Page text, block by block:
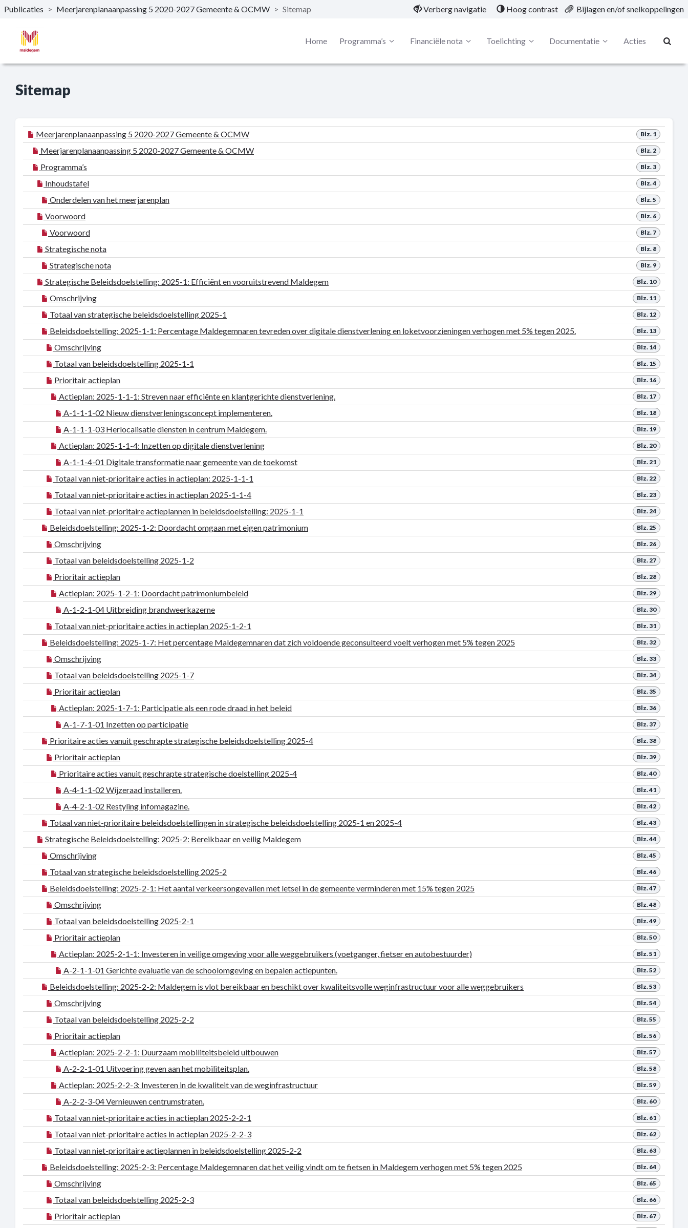
Naar hoofdinhoud
Publicaties > Meerjarenplanaanpassing 5 2020-2027 Gemeente & OCMW > Sitemap Verberg navigatie Hoog contrast Bijlagen en/of snelkoppelingen
Home Programma’s Financiële nota Toelichting Documentatie Acties
Sitemap
Blz. 1
Meerjarenplanaanpassing 5 2020-2027 Gemeente & OCMW
Blz. 2
Meerjarenplanaanpassing 5 2020-2027 Gemeente & OCMW
Blz. 3
Programma’s
Blz. 4
Inhoudstafel
Blz. 5
Onderdelen van het meerjarenplan
Blz. 6
Voorwoord
Blz. 7
Voorwoord
Blz. 8
Strategische nota
Blz. 9
Strategische nota
Blz. 10
Strategische Beleidsdoelstelling: 2025-1: Efficiënt en vooruitstrevend Maldegem
Blz. 11
Omschrijving
Blz. 12
Totaal van strategische beleidsdoelstelling 2025-1
Blz. 13
Beleidsdoelstelling: 2025-1-1: Percentage Maldegemnaren tevreden over digitale dienstverlening en loketvoorzieningen verhogen met 5% tegen 2025.
Blz. 14
Omschrijving
Blz. 15
Totaal van beleidsdoelstelling 2025-1-1
Blz. 16
Prioritair actieplan
Blz. 17
Actieplan: 2025-1-1-1: Streven naar efficiënte en klantgerichte dienstverlening.
Blz. 18
A-1-1-1-02 Nieuw dienstverleningsconcept implementeren.
Blz. 19
A-1-1-1-03 Herlocalisatie diensten in centrum Maldegem.
Blz. 20
Actieplan: 2025-1-1-4: Inzetten op digitale dienstverlening
Blz. 21
A-1-1-4-01 Digitale transformatie naar gemeente van de toekomst
Blz. 22
Totaal van niet-prioritaire acties in actieplan: 2025-1-1-1
Blz. 23
Totaal van niet-prioritaire acties in actieplan 2025-1-1-4
Blz. 24
Totaal van niet-prioritaire actieplannen in beleidsdoelstelling: 2025-1-1
Blz. 25
Beleidsdoelstelling: 2025-1-2: Doordacht omgaan met eigen patrimonium
Blz. 26
Omschrijving
Blz. 27
Totaal van beleidsdoelstelling 2025-1-2
Blz. 28
Prioritair actieplan
Blz. 29
Actieplan: 2025-1-2-1: Doordacht patrimoniumbeleid
Blz. 30
A-1-2-1-04 Uitbreiding brandweerkazerne
Blz. 31
Totaal van niet-prioritaire acties in actieplan 2025-1-2-1
Blz. 32
Beleidsdoelstelling: 2025-1-7: Het percentage Maldegemnaren dat zich voldoende geconsulteerd voelt verhogen met 5% tegen 2025
Blz. 33
Omschrijving
Blz. 34
Totaal van beleidsdoelstelling 2025-1-7
Blz. 35
Prioritair actieplan
Blz. 36
Actieplan: 2025-1-7-1: Participatie als een rode draad in het beleid
Blz. 37
A-1-7-1-01 Inzetten op participatie
Blz. 38
Prioritaire acties vanuit geschrapte strategische beleidsdoelstelling 2025-4
Blz. 39
Prioritair actieplan
Blz. 40
Prioritaire acties vanuit geschrapte strategische doelstelling 2025-4
Blz. 41
A-4-1-1-02 Wijzeraad installeren.
Blz. 42
A-4-2-1-02 Restyling infomagazine.
Blz. 43
Totaal van niet-prioritaire beleidsdoelstellingen in strategische beleidsdoelstelling 2025-1 en 2025-4
Blz. 44
Strategische Beleidsdoelstelling: 2025-2: Bereikbaar en veilig Maldegem
Blz. 45
Omschrijving
Blz. 46
Totaal van strategische beleidsdoelstelling 2025-2
Blz. 47
Beleidsdoelstelling: 2025-2-1: Het aantal verkeersongevallen met letsel in de gemeente verminderen met 15% tegen 2025
Blz. 48
Omschrijving
Blz. 49
Totaal van beleidsdoelstelling 2025-2-1
Blz. 50
Prioritair actieplan
Blz. 51
Actieplan: 2025-2-1-1: Investeren in veilige omgeving voor alle weggebruikers (voetganger, fietser en autobestuurder)
Blz. 52
A-2-1-1-01 Gerichte evaluatie van de schoolomgeving en bepalen actiepunten.
Blz. 53
Beleidsdoelstelling: 2025-2-2: Maldegem is vlot bereikbaar en beschikt over kwaliteitsvolle weginfrastructuur voor alle weggebruikers
Blz. 54
Omschrijving
Blz. 55
Totaal van beleidsdoelstelling 2025-2-2
Blz. 56
Prioritair actieplan
Blz. 57
Actieplan: 2025-2-2-1: Duurzaam mobiliteitsbeleid uitbouwen
Blz. 58
A-2-2-1-01 Uitvoering geven aan het mobiliteitsplan.
Blz. 59
Actieplan: 2025-2-2-3: Investeren in de kwaliteit van de weginfrastructuur
Blz. 60
A-2-2-3-04 Vernieuwen centrumstraten.
Blz. 61
Totaal van niet-prioritaire acties in actieplan 2025-2-2-1
Blz. 62
Totaal van niet-prioritaire acties in actieplan 2025-2-2-3
Blz. 63
Totaal van niet-prioritaire actieplannen in beleidsdoelstelling 2025-2-2
Blz. 64
Beleidsdoelstelling: 2025-2-3: Percentage Maldegemnaren dat het veilig vindt om te fietsen in Maldegem verhogen met 5% tegen 2025
Blz. 65
Omschrijving
Blz. 66
Totaal van beleidsdoelstelling 2025-2-3
Blz. 67
Prioritair actieplan